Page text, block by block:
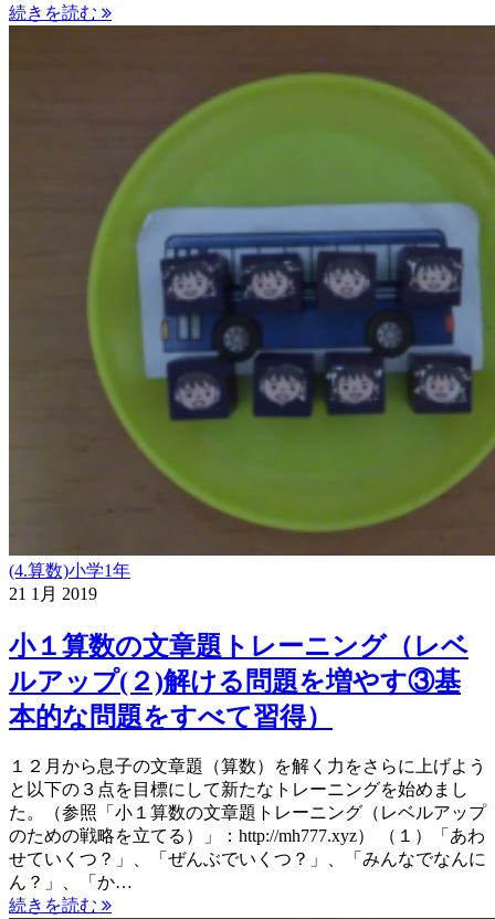
続きを読む
(4.算数)小学1年
21 1月 2019
小１算数の文章題トレーニング（レベ
ルアップ(２)解ける問題を増やす③基
本的な問題をすべて習得）
１２月から息子の文章題（算数）を解く力をさらに上げよう
と以下の３点を目標にして新たなトレーニングを始めまし
た。（参照「小１算数の文章題トレーニング（レベルアップ
のための戦略を立てる）」：http://mh777.xyz） （１）「あわ
せていくつ？」、「ぜんぶでいくつ？」、「みんなでなんに
ん？」、「か…
続きを読む